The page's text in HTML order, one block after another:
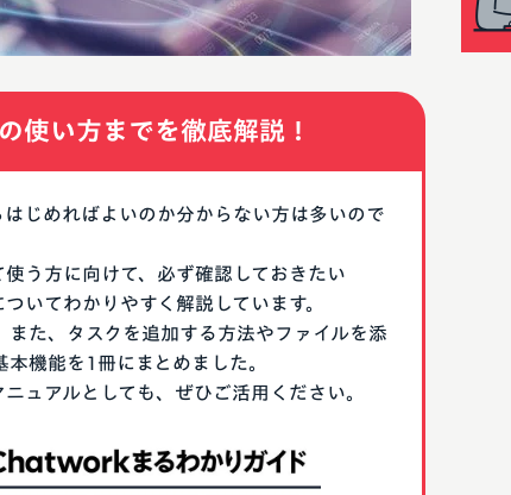
使い方までを徹底解説！
じめればよいのか分からない方は多いので
う方に向けて、必ず確認しておきたい
いてわかりやすく解説しています。
また、タスクを追加する方法やファイルを添
機能を1冊にまとめました。
ュアルとしても、ぜひご活用ください。